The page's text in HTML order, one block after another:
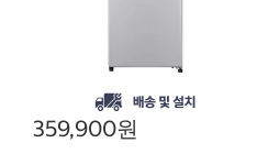
359,900원